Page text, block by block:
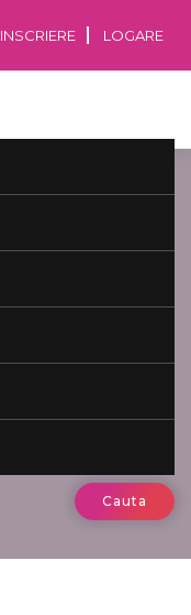
INSCRIERE LOGARE
Cauta